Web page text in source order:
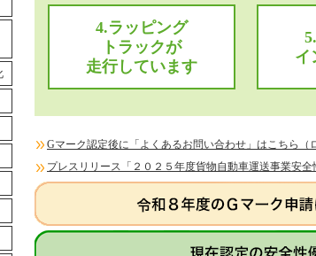
4.ラッピング
トラックが
走行しています
イ
Gマーク認定後に「よくあるお問い合わせ」はこちら（
プレスリリース「２０２５年度貨物自動車運送事業安